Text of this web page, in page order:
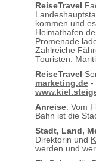
ReiseTravel
kommen und
Heimathafen
Promenade
Zahlreiche
Touristen:
ReiseTravel
marketing.de -
Anreise: Vom
Bahn ist die
Stadt, Land,
Direktorin und
werden und